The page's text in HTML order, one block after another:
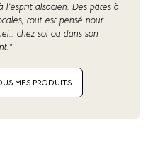
alsacien. Des pâtes à
tout est pensé pour
chez soi ou dans son
MES PRODUITS